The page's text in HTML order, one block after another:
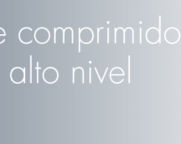
comprimido
nivel